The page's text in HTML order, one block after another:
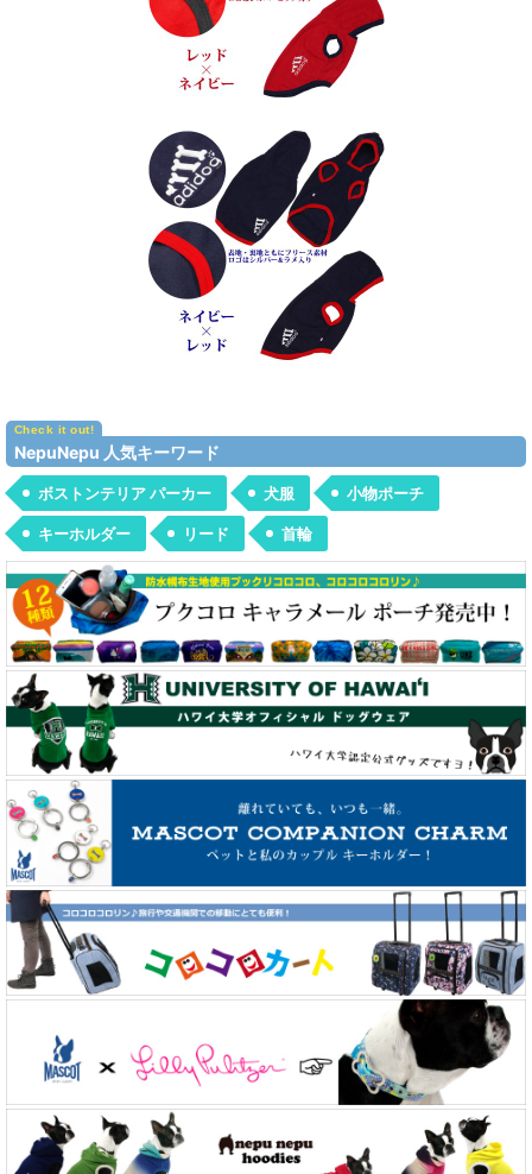
NepuNepu 人気キーワード
ボストンテリア パーカー 犬服 小物ポーチ
キーホルダー リード 首輪